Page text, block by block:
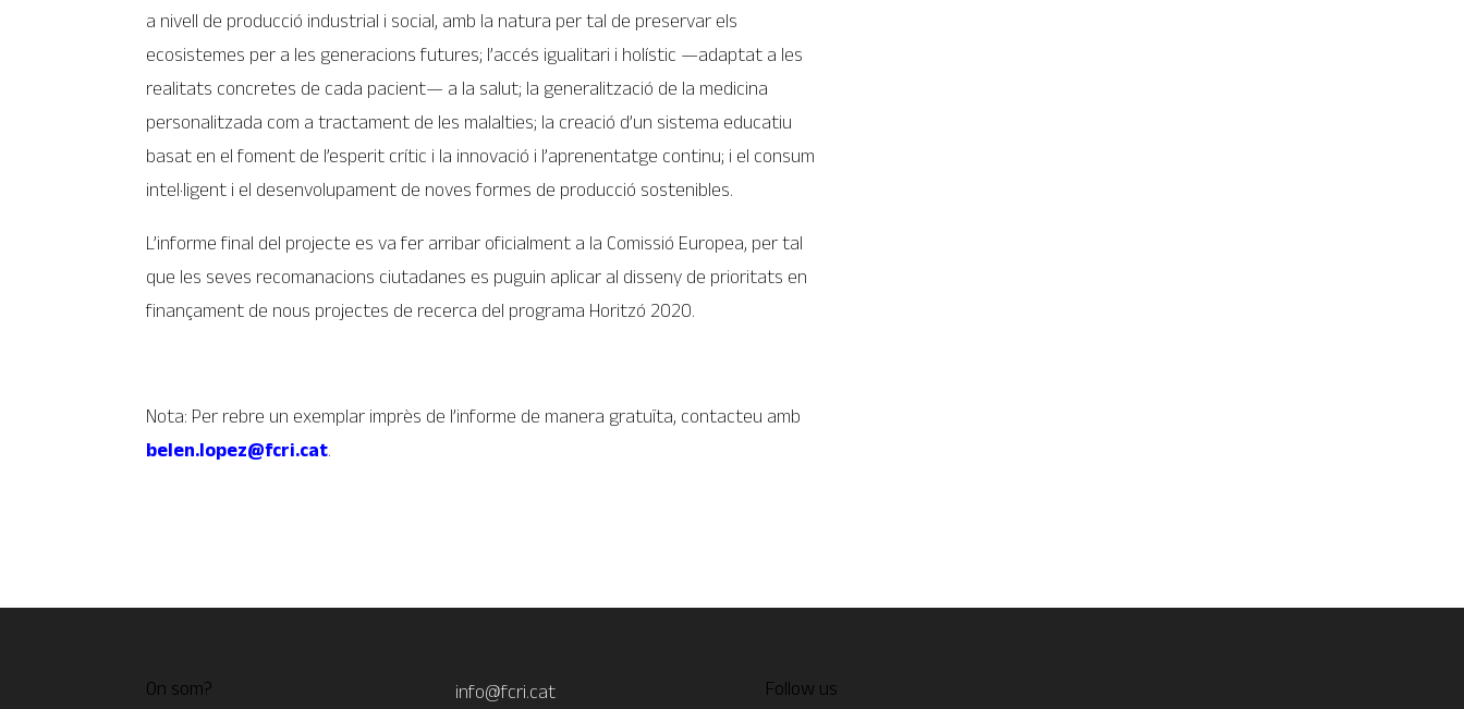
a nivell de producció industrial i social, amb la natura per tal de preservar els
ecosistemes per a les generacions futures; l’accés igualitari i holístic —adaptat a les
realitats concretes de cada pacient— a la salut; la generalització de la medicina
personalitzada com a tractament de les malalties; la creació d’un sistema educatiu
basat en el foment de l’esperit crític i la innovació i l’aprenentatge continu; i el consum
intel·ligent i el desenvolupament de noves formes de producció sostenibles.
L’informe final del projecte es va fer arribar oficialment a la Comissió Europea, per tal
que les seves recomanacions ciutadanes es puguin aplicar al disseny de prioritats en
finançament de nous projectes de recerca del programa Horitzó 2020.
Nota: Per rebre un exemplar imprès de l’informe de manera gratuïta, contacteu amb
belen.lopez@fcri.cat.
On som?
info@fcri.cat
Follow us